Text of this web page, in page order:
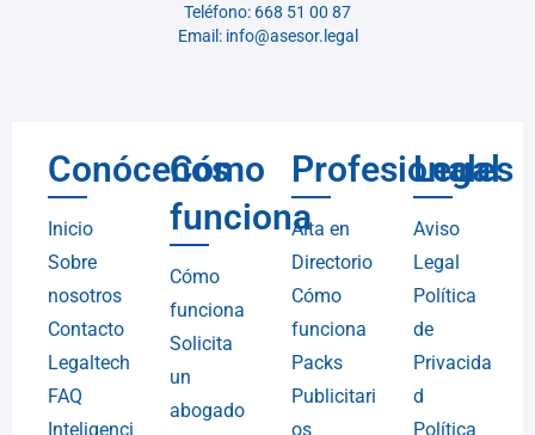
Teléfono: 668 51 00 87
Email: info@asesor.legal
Conócenos
Inicio
Sobre
nosotros
Contacto
Legaltech
FAQ
Inteligenci
Cómo
funciona
Cómo
funciona
Solicita
un
abogado
Profesionales
Alta en
Directorio
Cómo
funciona
Packs
Publicitari
os
Legal
Aviso
Legal
Política
de
Privacida
d
Política